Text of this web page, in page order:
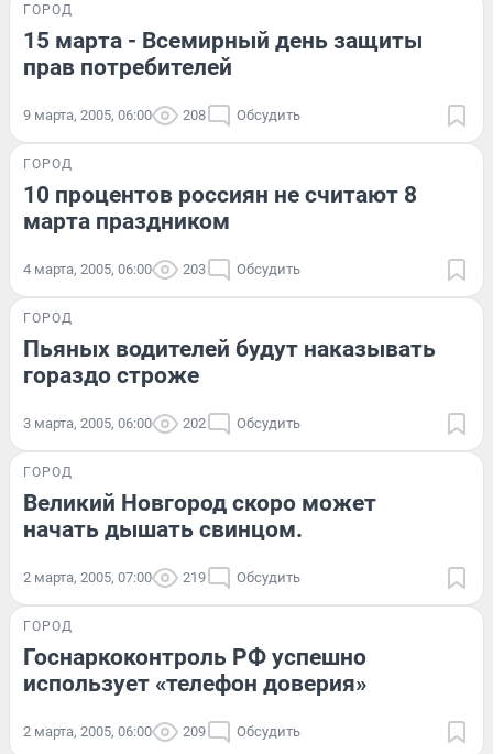
ГОРОД
15 марта - Всемирный день защиты
прав потребителей
9 марта, 2005, 06:00 208 Обсудить
ГОРОД
10 процентов россиян не считают 8
марта праздником
4 марта, 2005, 06:00 203 Обсудить
ГОРОД
Пьяных водителей будут наказывать
гораздо строже
3 марта, 2005, 06:00 202 Обсудить
ГОРОД
Великий Новгород скоро может
начать дышать свинцом.
2 марта, 2005, 07:00 219 Обсудить
ГОРОД
Госнаркоконтроль РФ успешно
использует «телефон доверия»
2 марта, 2005, 06:00 209 Обсудить